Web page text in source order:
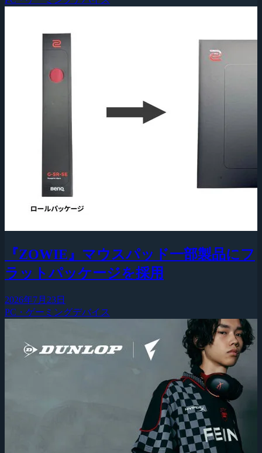
『ZOWIE』マウスパッド一部製品にフ
ラットパッケージを採用
2026年7月23日
PC・ゲーミングデバイス